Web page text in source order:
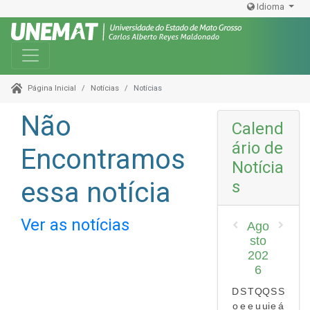
Idioma
Toggle navigation
Página Inicial Notícias Notícias
Não
Encontramos
essa notícia
Ver as notícias
Calend
ário de
Notícia
s
Ago
sto
202
6
D
o
S
e
T
e
Q
u
Q
ui
S
e
S
á